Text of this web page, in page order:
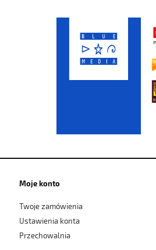
Moje konto
Twoje zamówienia
Ustawienia konta
Przechowalnia